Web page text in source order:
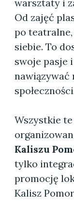
warsztaty i
Od zajęć
po
siebie. To
swoje pasje
nawiązywać
Wszystkie
Kaliszu
tylko
promocję
Kalisz